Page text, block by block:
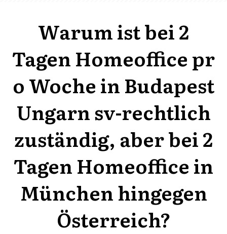
Warum ist bei 2
Tagen Homeoffice pr
o Woche in Budapest
Ungarn sv-rechtlich
zuständig, aber bei 2
Tagen Homeoffice in
München hingegen
Österreich?